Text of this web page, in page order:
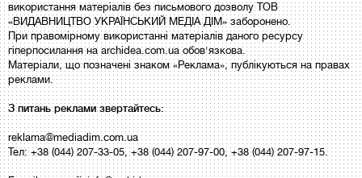
використання матеріалів без письмового дозволу ТОВ
«ВИДАВНИЦТВО УКРАЇНСЬКИЙ МЕДІА ДІМ» заборонено.
При правомірному використанні матеріалів даного ресурсу
гіперпосилання на archidea.com.ua обов'язкова.
Матеріали, що позначені знаком «Реклама», публікуються на правах
реклами.
З питань реклами звертайтесь:
reklama@mediadim.com.ua
Тел: +38 (044) 207-33-05, +38 (044) 207-97-00, +38 (044) 207-97-15.